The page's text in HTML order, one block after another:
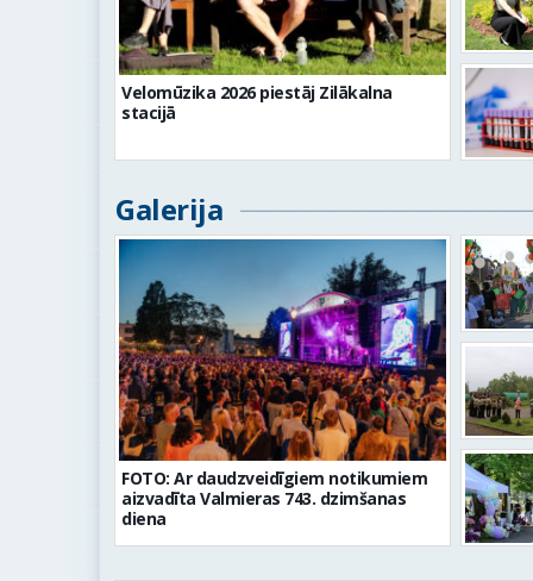
Velomūzika 2026 piestāj Zilākalna
stacijā
Galerija
FOTO: Ar daudzveidīgiem notikumiem
aizvadīta Valmieras 743. dzimšanas
diena